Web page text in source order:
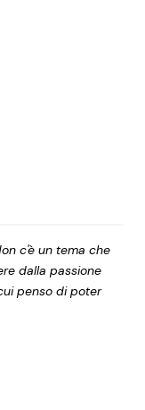
c'è un tema che
dalla passione
penso di poter